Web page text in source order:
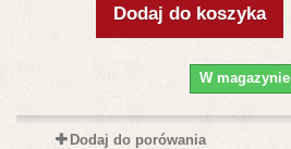
Dodaj do koszyka
W magazynie
Dodaj do porówania